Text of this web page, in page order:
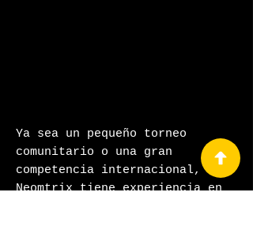
Ya sea un pequeño torneo
comunitario o una gran
competencia internacional,
Neomtrix tiene experiencia en